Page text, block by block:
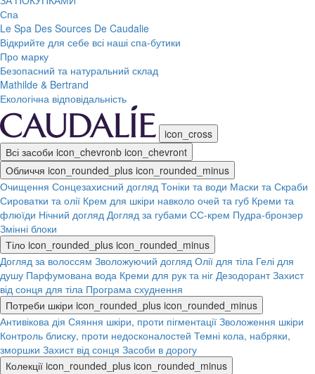
Спа
Le Spa Des Sources De Caudalie
Відкрийте для себе всі наші спа-бутики
Про марку
Безопасний та натуральний склад
Mathilde & Bertrand
Екологічна відповідальність
icon_cross
Всі засоби icon_chevronb icon_chevront
Обличчя icon_rounded_plus icon_rounded_minus
Очищення Сонцезахисний догляд Тоніки та води Маски та Скраби
Сироватки та олії Крем для шкіри навколо очей та губ Креми та
флюїди Нічний догляд Догляд за губами СС-крем Пудра-бронзер
Змінні блоки
Тіло icon_rounded_plus icon_rounded_minus
Догляд за волоссям Зволожуючий догляд Олії для тіла Гелі для
душу Парфумована вода Креми для рук та ніг Дезодорант Захист
від сонця для тіла Програма схуднення
Потреби шкіри icon_rounded_plus icon_rounded_minus
Антивікова дія Сяяння шкіри, проти пігментації Зволоження шкіри
Контроль блиску, проти недосконалостей Темні кола, набряки,
зморшки Захист від сонця Засоби в дорогу
Колекції icon_rounded_plus icon_rounded_minus